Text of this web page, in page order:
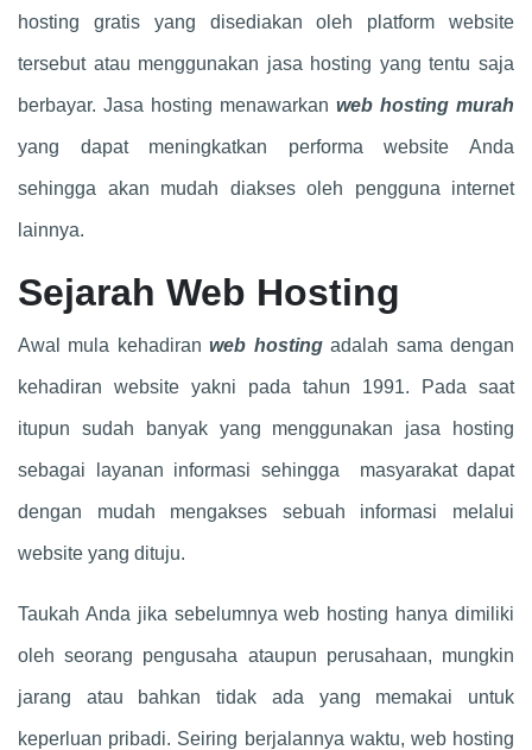
hosting gratis yang disediakan oleh platform website
tersebut atau menggunakan jasa hosting yang tentu saja
berbayar. Jasa hosting menawarkan web hosting murah
yang dapat meningkatkan performa website Anda
sehingga akan mudah diakses oleh pengguna internet
lainnya.
Sejarah Web Hosting
Awal mula kehadiran web hostingadalah sama dengan
kehadiran website yakni pada tahun 1991. Pada saat
itupun sudah banyak yang menggunakan jasa hosting
sebagai layanan informasi sehingga masyarakat dapat
dengan mudah mengakses sebuah informasi melalui
website yang dituju.
Taukah Anda jika sebelumnya web hosting hanya dimiliki
oleh seorang pengusaha ataupun perusahaan, mungkin
jarang atau bahkan tidak ada yang memakai untuk
keperluan pribadi. Seiring berjalannya waktu, web hosting